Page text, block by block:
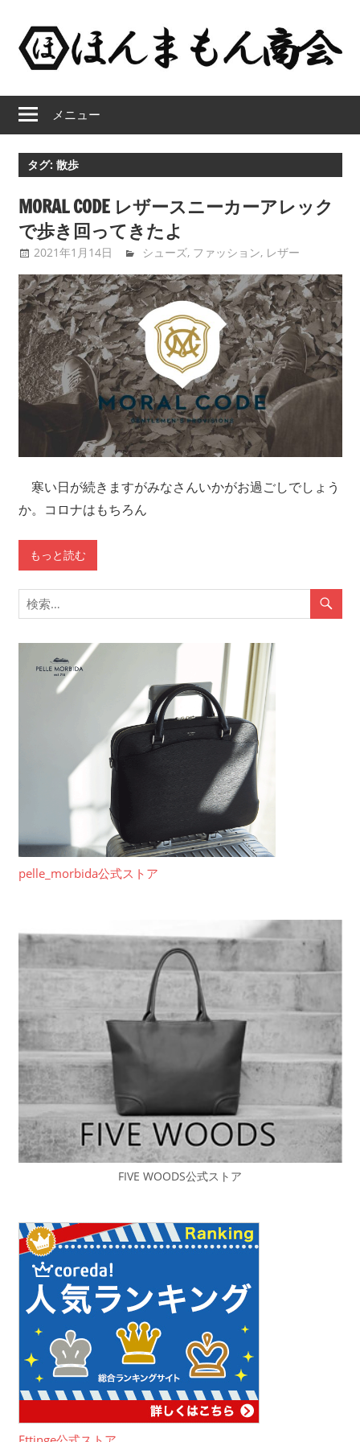
ツ
ス
ほ
ん
ま
も
ん
商
会
メニュー
タグ: 散歩
MORAL CODE レザースニーカーアレック
で歩き回ってきたよ
2021年1月14日 tntimdynamaite
シューズ, ファッション, レザー
寒い日が続きますがみなさんいかがお過ごしでしょう
か。コロナはもちろん
もっと読む
pelle_morbida公式ストア
FIVE WOODS公式ストア